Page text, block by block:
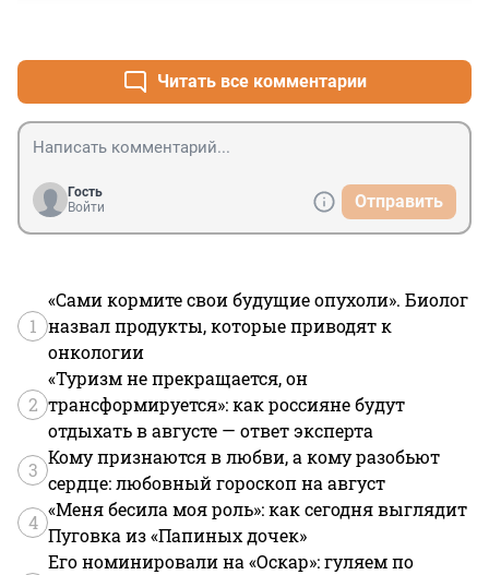
Читать все комментарии
Гость
Войти
Отправить
1
«Сами кормите свои будущие опухоли». Биолог
назвал продукты, которые приводят к
онкологии
2
«Туризм не прекращается, он
трансформируется»: как россияне будут
отдыхать в августе — ответ эксперта
3
Кому признаются в любви, а кому разобьют
сердце: любовный гороскоп на август
4
«Меня бесила моя роль»: как сегодня выглядит
Пуговка из «Папиных дочек»
Его номинировали на «Оскар»: гуляем по